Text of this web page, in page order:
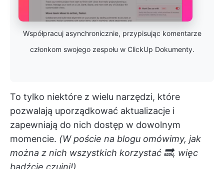
Współpracuj asynchronicznie, przypisując komentarze
członkom swojego zespołu w ClickUp Dokumenty.
To tylko niektóre z wielu narzędzi, które
pozwalają uporządkować aktualizacje i
zapewniają do nich dostęp w dowolnym
momencie. (W poście na blogu omówimy, jak
można z nich wszystkich korzystać 🔜, więc
bądźcie czujni!)